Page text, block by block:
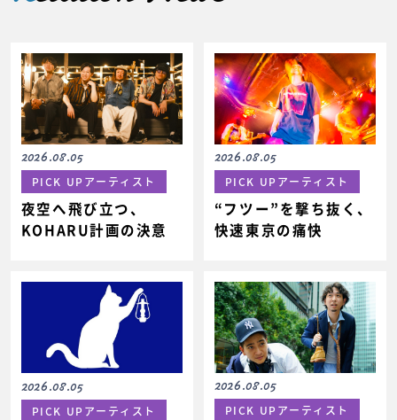
2026.08.05
PICK UPアーティスト
夜空へ飛び立つ、
KOHARU計画の決意
2026.08.05
PICK UPアーティスト
“フツー”を撃ち抜く、
快速東京の痛快
2026.08.05
PICK UPアーティスト
2026.08.05
PICK UPアーティスト